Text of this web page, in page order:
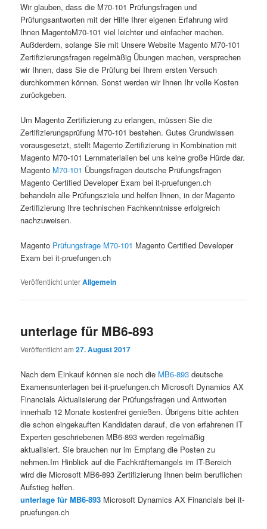
Wir glauben, dass die M70-101 Prüfungsfragen und
Prüfungsantworten mit der Hilfe Ihrer eigenen Erfahrung wird
Ihnen MagentoM70-101 viel leichter und einfacher machen.
Außderdem, solange Sie mit Unsere Website Magento M70-101
Zertifizierungsfragen regelmäßig Übungen machen, versprechen
wir Ihnen, dass Sie die Prüfung bei Ihrem ersten Versuch
durchkommen können. Sonst werden wir Ihnen Ihr volle Kosten
zurückgeben.
Um Magento Zertifizierung zu erlangen, müssen Sie die
Zertifizierungsprüfung M70-101 bestehen. Gutes Grundwissen
vorausgesetzt, stellt Magento Zertifizierung in Kombination mit
Magento M70-101 Lernmaterialien bei uns keine große Hürde dar.
Magento M70-101 Übungsfragen deutsche Prüfungsfragen
Magento Certified Developer Exam bei it-pruefungen.ch
behandeln alle Prüfungsziele und helfen Ihnen, in der Magento
Zertifizierung Ihre technischen Fachkenntnisse erfolgreich
nachzuweisen.
Magento Prüfungsfrage M70-101 Magento Certified Developer
Exam bei it-pruefungen.ch
Veröffentlicht unterAllgemein
unterlage für MB6-893
Veröffentlicht am27. August 2017
Nach dem Einkauf können sie noch die MB6-893 deutsche
Examensunterlagen bei it-pruefungen.ch Microsoft Dynamics AX
Financials Aktualisierung der Prüfungsfragen und Antworten
innerhalb 12 Monate kostenfrei genießen. Übrigens bitte achten
die schon eingekauften Kandidaten darauf, die von erfahrenen IT
Experten geschriebenen MB6-893 werden regelmäßig
aktualisiert. Sie brauchen nur im Empfang die Posten zu
nehmen.Im Hinblick auf die Fachkräftemangels im IT-Bereich
wird die Microsoft MB6-893 Zertifizierung Ihnen beim beruflichen
Aufstieg helfen.
unterlage für MB6-893 Microsoft Dynamics AX Financials bei it-
pruefungen.ch